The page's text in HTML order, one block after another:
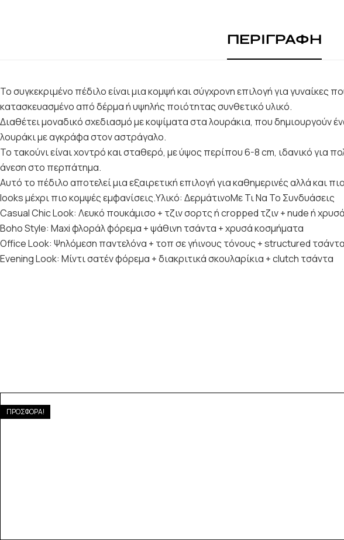
ΠΕΡΙΓΡΑΦΗ
Το συγκεκριμένο πέδιλο είναι μια κομψή και σύγχρονη επιλογή για
κατασκευασμένο από δέρμα ή υψηλής ποιότητας συνθετικό υλικό.
Διαθέτει μοναδικό σχεδιασμό με κοψίματα στα λουράκια, που δημιουργούν
λουράκι με αγκράφα στον αστράγαλο.
Το τακούνι είναι χοντρό και σταθερό, με ύψος περίπου 6-8 cm, ιδανικό
άνεση στο περπάτημα.
Αυτό το πέδιλο αποτελεί μια εξαιρετική επιλογή για καθημερινές αλλά
looks μέχρι πιο κομψές εμφανίσεις.Υλικό: ΔερμάτινοΜε Τι Να Το Συνδυάσεις
Casual Chic Look: Λευκό πουκάμισο + τζιν σορτς ή cropped τζιν + nude ή
Boho Style: Maxi φλοράλ φόρεμα + ψάθινη τσάντα + χρυσά κοσμήματα
Office Look: Ψηλόμεση παντελόνα + τοπ σε γήινους τόνους + structured τσάντα
Evening Look: Μίντι σατέν φόρεμα + διακριτικά σκουλαρίκια + clutch τσάντα
ΠΡΟΣΦΟΡΑ!